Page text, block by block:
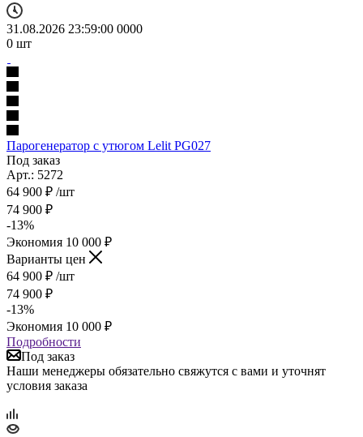
31.08.2026 23:59:00 0000
0 шт
Парогенератор с утюгом Lelit PG027
Под заказ
Арт.: 5272
64 900 ₽ /шт
74 900 ₽
-13%
Экономия 10 000 ₽
Варианты цен
64 900 ₽ /шт
74 900 ₽
-13%
Экономия 10 000 ₽
Подробности
Под заказ
Наши менеджеры обязательно свяжутся с вами и уточнят
условия заказа